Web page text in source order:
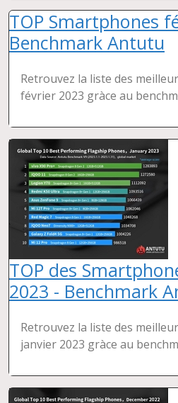
TOP Smartphones
Benchmark Antutu
Retrouvez la liste des
février 2023 gràce au
TOP des
2023 - Benchmark
Retrouvez la liste des
janvier 2023 gràce au